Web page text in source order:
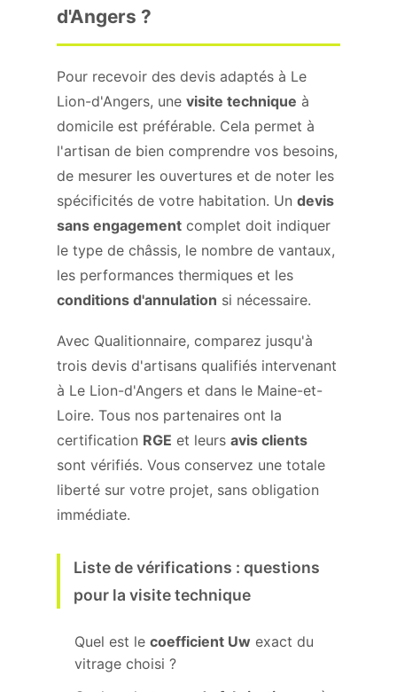
d'Angers ?
Pour recevoir des devis adaptés à Le
Lion-d'Angers, une visite technique à
domicile est préférable. Cela permet à
l'artisan de bien comprendre vos besoins,
de mesurer les ouvertures et de noter les
spécificités de votre habitation. Un devis
sans engagement complet doit indiquer
le type de châssis, le nombre de vantaux,
les performances thermiques et les
conditions d'annulation si nécessaire.
Avec Qualitionnaire, comparez jusqu'à
trois devis d'artisans qualifiés intervenant
à Le Lion-d'Angers et dans le Maine-et-
Loire. Tous nos partenaires ont la
certification RGE et leurs avis clients
sont vérifiés. Vous conservez une totale
liberté sur votre projet, sans obligation
immédiate.
Liste de vérifications : questions
pour la visite technique
Quel est le coefficient Uw exact du
vitrage choisi ?